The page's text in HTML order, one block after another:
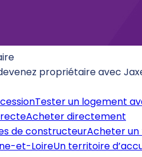
propriétaire avec
Tester un logement
Acheter directement
de constructeurAcheter
et-LoireUn territoire